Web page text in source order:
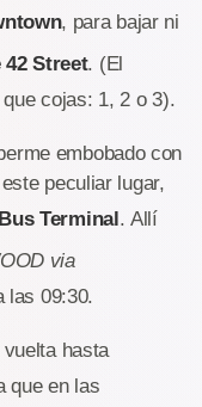
, para bajar ni
42 Street. (El
cojas: 1, 2 o 3).
embobado con
peculiar lugar,
Terminal . Allí
via
las 09:30.
hasta
que en las